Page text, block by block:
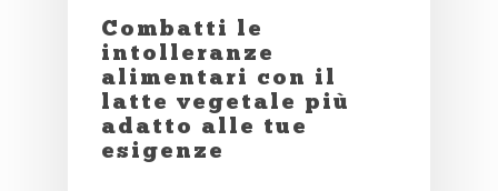
Combatti le
intolleranze
alimentari con il
latte vegetale più
adatto alle tue
esigenze